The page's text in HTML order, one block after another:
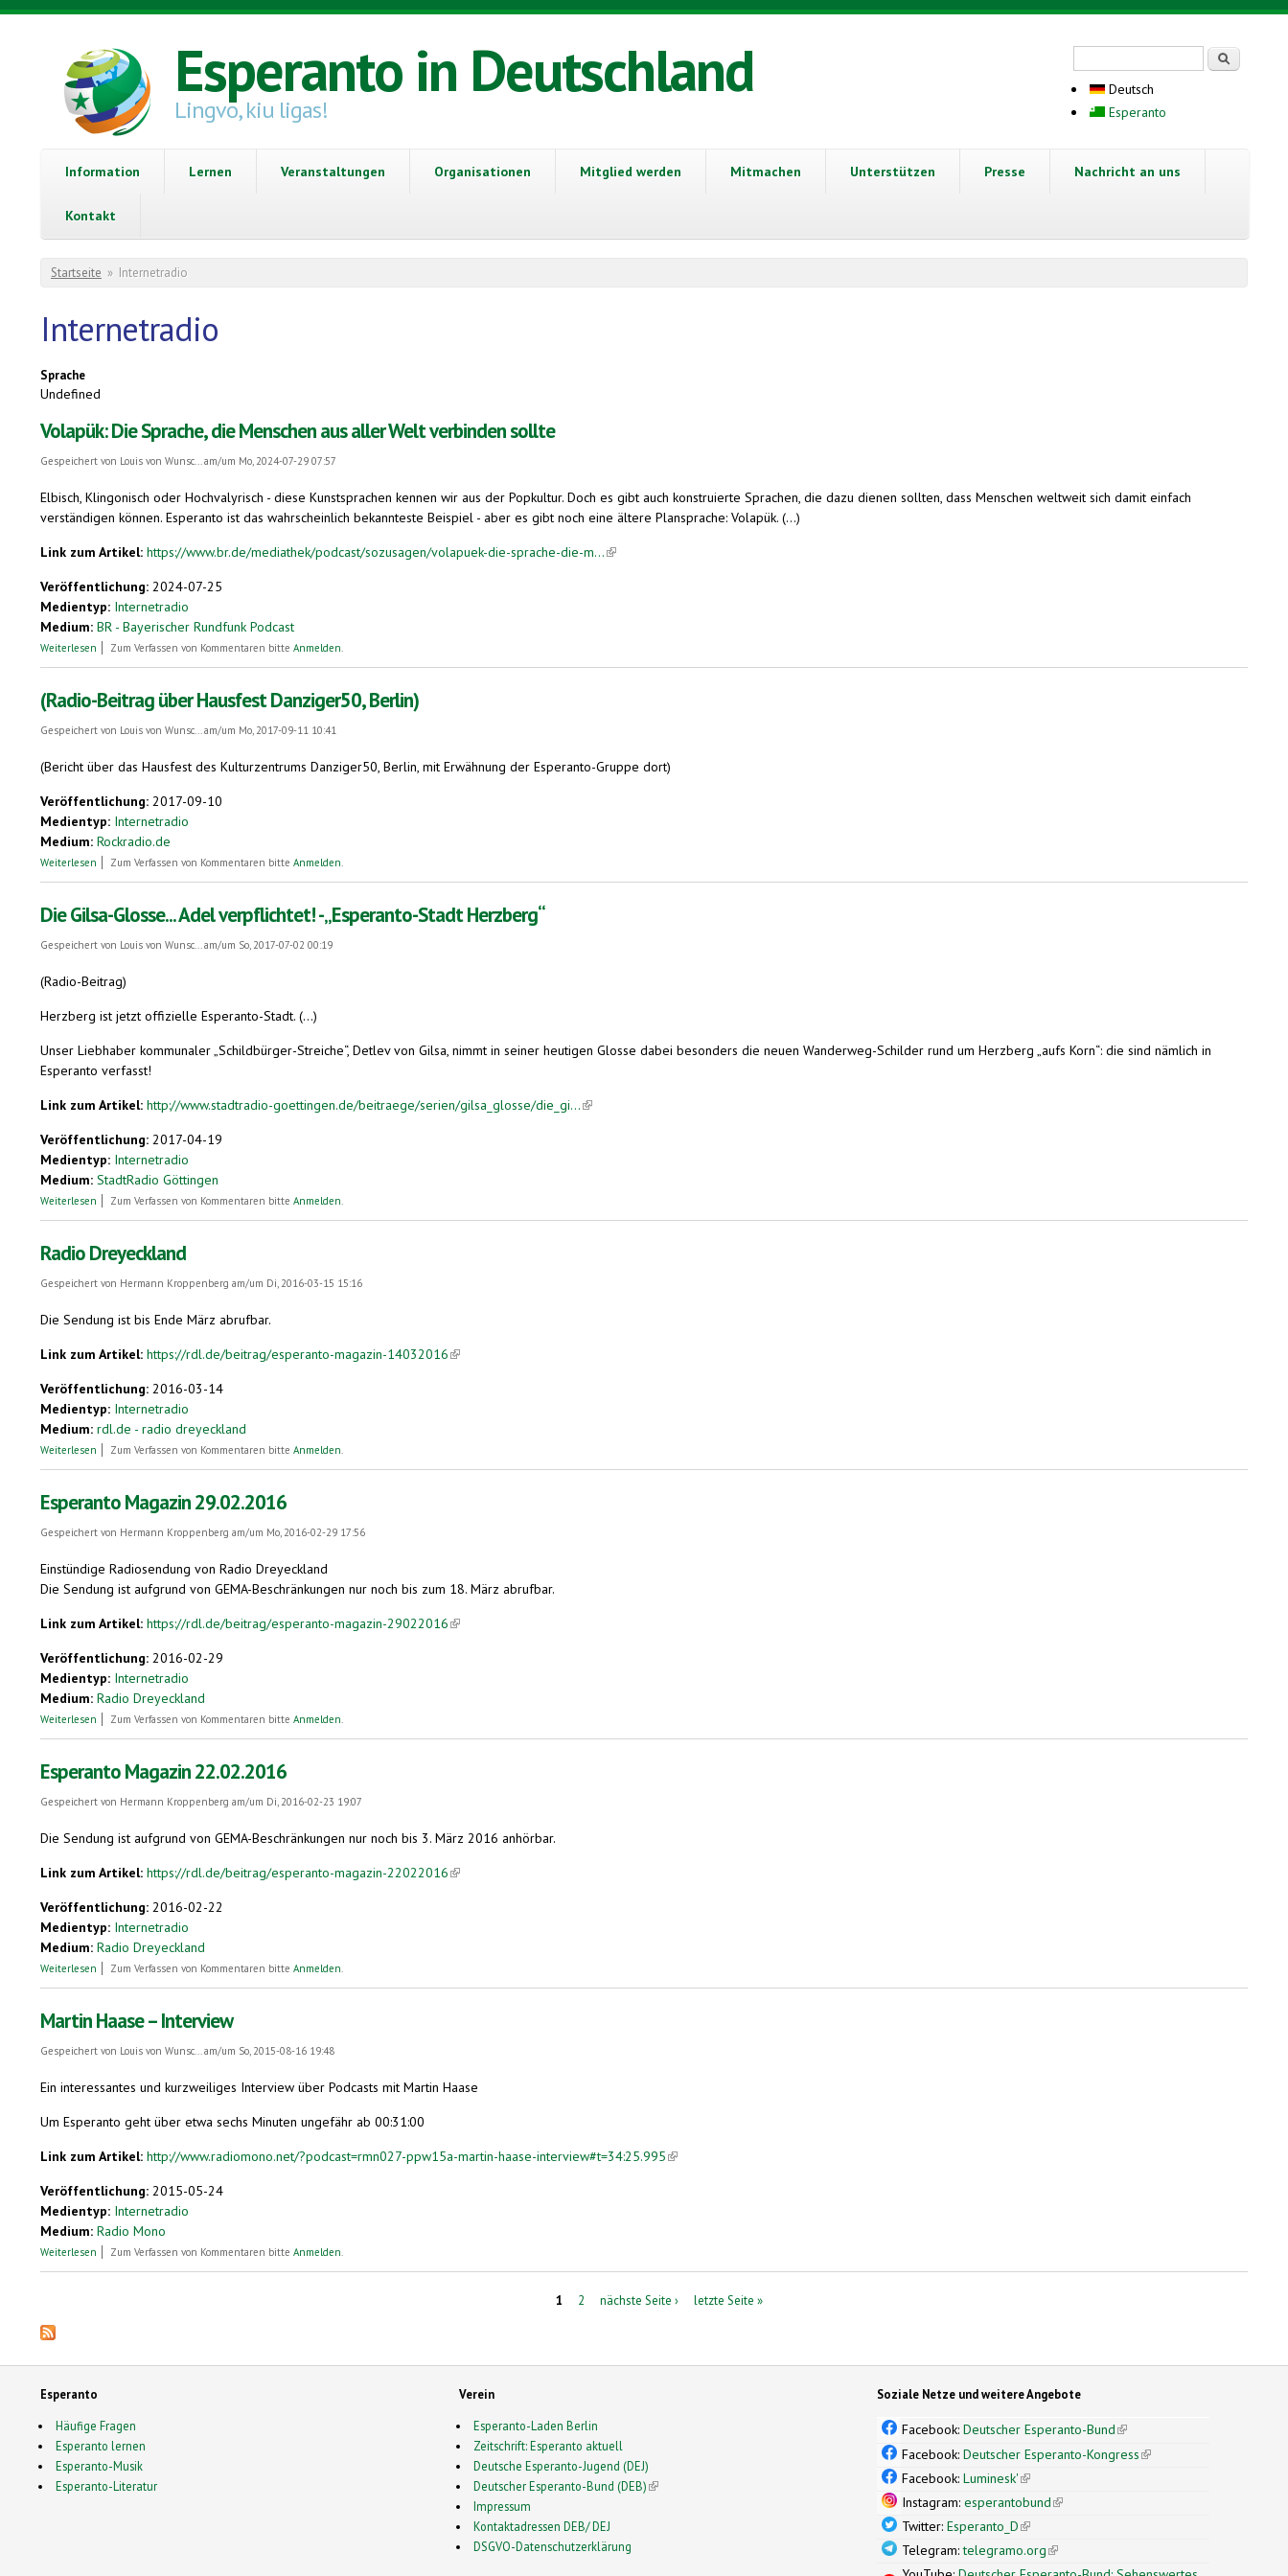
Direkt zum Inhalt
Esperanto in Deutschland
Lingvo, kiu ligas!
Deutsch
Esperanto
Information Lernen Veranstaltungen Organisationen Mitglied werden Mitmachen Unterstützen Presse Nachricht an uns
Kontakt
Sie sind hier
Startseite » Internetradio
Internetradio
Sprache
Undefined
Volapük: Die Sprache, die Menschen aus aller Welt verbinden sollte
Gespeichert von Louis von Wunsc...am/um Mo, 2024-07-29 07:57
Elbisch, Klingonisch oder Hochvalyrisch - diese Kunstsprachen kennen wir aus der Popkultur. Doch es gibt auch konstruierte Sprachen, die dazu dienen sollten, dass Menschen weltweit sich damit einfach
verständigen können. Esperanto ist das wahrscheinlich bekannteste Beispiel - aber es gibt noch eine ältere Plansprache: Volapük. (...)
Link zum Artikel: https://www.br.de/mediathek/podcast/sozusagen/volapuek-die-sprache-die-m...(link is external)
Veröffentlichung: 2024-07-25
Medientyp: Internetradio
Medium: BR - Bayerischer Rundfunk Podcast
Weiterlesen über Volapük: Die Sprache, die Menschen aus aller Welt verbinden sollte
Zum Verfassen von Kommentaren bitte Anmelden.
(Radio-Beitrag über Hausfest Danziger50, Berlin)
Gespeichert von Louis von Wunsc...am/um Mo, 2017-09-11 10:41
(Bericht über das Hausfest des Kulturzentrums Danziger50, Berlin, mit Erwähnung der Esperanto-Gruppe dort)
Veröffentlichung: 2017-09-10
Medientyp: Internetradio
Medium: Rockradio.de
Weiterlesen über (Radio-Beitrag über Hausfest Danziger50, Berlin)
Zum Verfassen von Kommentaren bitte Anmelden.
Die Gilsa-Glosse... Adel verpflichtet! - „Esperanto-Stadt Herzberg“
Gespeichert von Louis von Wunsc...am/um So, 2017-07-02 00:19
(Radio-Beitrag)
Herzberg ist jetzt offizielle Esperanto-Stadt. (...)
Unser Liebhaber kommunaler „Schildbürger-Streiche“, Detlev von Gilsa, nimmt in seiner heutigen Glosse dabei besonders die neuen Wanderweg-Schilder rund um Herzberg „aufs Korn“: die sind nämlich in
Esperanto verfasst!
Link zum Artikel: http://www.stadtradio-goettingen.de/beitraege/serien/gilsa_glosse/die_gi...(link is external)
Veröffentlichung: 2017-04-19
Medientyp: Internetradio
Medium: StadtRadio Göttingen
Weiterlesen über Die Gilsa-Glosse... Adel verpflichtet! - „Esperanto-Stadt Herzberg“
Zum Verfassen von Kommentaren bitte Anmelden.
Radio Dreyeckland
Gespeichert von Hermann Kroppenberg am/um Di, 2016-03-15 15:16
Die Sendung ist bis Ende März abrufbar.
Link zum Artikel: https://rdl.de/beitrag/esperanto-magazin-14032016(link is external)
Veröffentlichung: 2016-03-14
Medientyp: Internetradio
Medium: rdl.de - radio dreyeckland
Weiterlesen über Radio Dreyeckland
Zum Verfassen von Kommentaren bitte Anmelden.
Esperanto Magazin 29.02.2016
Gespeichert von Hermann Kroppenberg am/um Mo, 2016-02-29 17:56
Einstündige Radiosendung von Radio Dreyeckland
Die Sendung ist aufgrund von GEMA-Beschränkungen nur noch bis zum 18. März abrufbar.
Link zum Artikel: https://rdl.de/beitrag/esperanto-magazin-29022016(link is external)
Veröffentlichung: 2016-02-29
Medientyp: Internetradio
Medium: Radio Dreyeckland
Weiterlesen über Esperanto Magazin 29.02.2016
Zum Verfassen von Kommentaren bitte Anmelden.
Esperanto Magazin 22.02.2016
Gespeichert von Hermann Kroppenberg am/um Di, 2016-02-23 19:07
Die Sendung ist aufgrund von GEMA-Beschränkungen nur noch bis 3. März 2016 anhörbar.
Link zum Artikel: https://rdl.de/beitrag/esperanto-magazin-22022016(link is external)
Veröffentlichung: 2016-02-22
Medientyp: Internetradio
Medium: Radio Dreyeckland
Weiterlesen über Esperanto Magazin 22.02.2016
Zum Verfassen von Kommentaren bitte Anmelden.
Martin Haase – Interview
Gespeichert von Louis von Wunsc...am/um So, 2015-08-16 19:48
Ein interessantes und kurzweiliges Interview über Podcasts mit Martin Haase
Um Esperanto geht über etwa sechs Minuten ungefähr ab 00:31:00
Link zum Artikel: http://www.radiomono.net/?podcast=rmn027-ppw15a-martin-haase-interview#t=34:25.995(link is external)
Veröffentlichung: 2015-05-24
Medientyp: Internetradio
Medium: Radio Mono
Weiterlesen über Martin Haase – Interview
Zum Verfassen von Kommentaren bitte Anmelden.
1 2 nächste Seite › letzte Seite »
Esperanto
Häufige Fragen
Esperanto lernen
Esperanto-Musik
Esperanto-Literatur
Verein
Esperanto-Laden Berlin
Zeitschrift: Esperanto aktuell
Deutsche Esperanto-Jugend (DEJ)
Deutscher Esperanto-Bund (DEB)(link is external)
Impressum
Kontaktadressen DEB/ DEJ
DSGVO-Datenschutzerklärung
Soziale Netze und weitere Angebote
Facebook:Deutscher Esperanto-Bund(link is external)
Facebook:Deutscher Esperanto-Kongress(link is external)
Facebook:Luminesk'(link is external)
Instagram:esperantobund(link is external)
Twitter:Esperanto_D(link is external)
Telegram:telegramo.org(link is external)